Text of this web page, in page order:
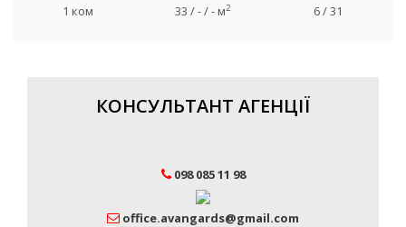
1 ком 33 / - / - м2 6 / 31
КОНСУЛЬТАНТ АГЕНЦІЇ
098 085 11 98
office.avangards@gmail.com